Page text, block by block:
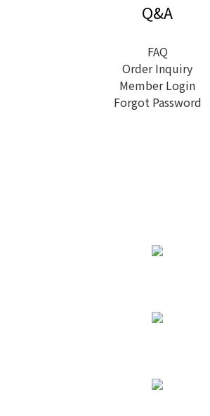
Q&A
FAQ
Order Inquiry
Member Login
Forgot Password